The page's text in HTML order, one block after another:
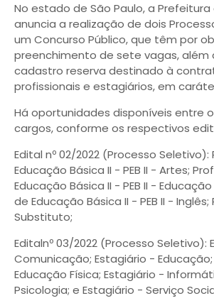
No estado de São Paulo, a
anuncia a realização de dois
um Concurso Público, que têm por
preenchimento de sete vagas,
cadastro reserva destinado à
profissionais e estagiários, em
Há oportunidades disponíveis entre
cargos, conforme os respectivos
Edital nº 02/2022 (Processo
Educação Básica II - PEB II - Artes;
Educação Básica II - PEB II -
de Educação Básica II - PEB II -
Substituto;
Editalnº 03/2022 (Processo Seletivo):
Comunicação; Estagiário -
Educação Física; Estagiário -
Psicologia; e Estagiário - Serviço